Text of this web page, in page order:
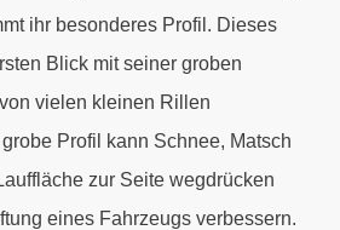
ihr besonderes Profil. Dieses
Blick mit seiner groben
vielen kleinen Rillen
Profil kann Schnee, Matsch
zur Seite wegdrücken
eines Fahrzeugs verbessern.